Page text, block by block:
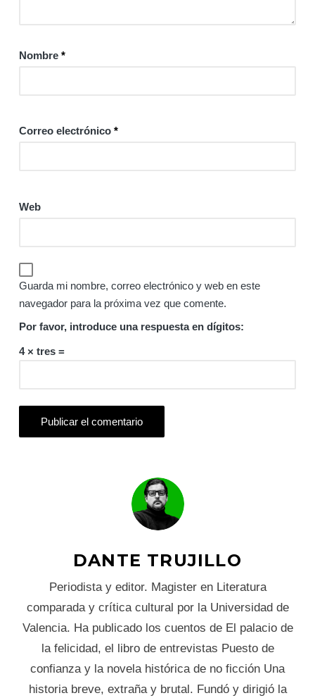
Nombre *
Correo electrónico *
Web
Guarda mi nombre, correo electrónico y web en este
navegador para la próxima vez que comente.
Por favor, introduce una respuesta en dígitos:
4 × tres =
DANTE TRUJILLO
Periodista y editor. Magister en Literatura
comparada y crítica cultural por la Universidad de
Valencia. Ha publicado los cuentos de El palacio de
la felicidad, el libro de entrevistas Puesto de
confianza y la novela histórica de no ficción Una
historia breve, extraña y brutal. Fundó y dirigió la